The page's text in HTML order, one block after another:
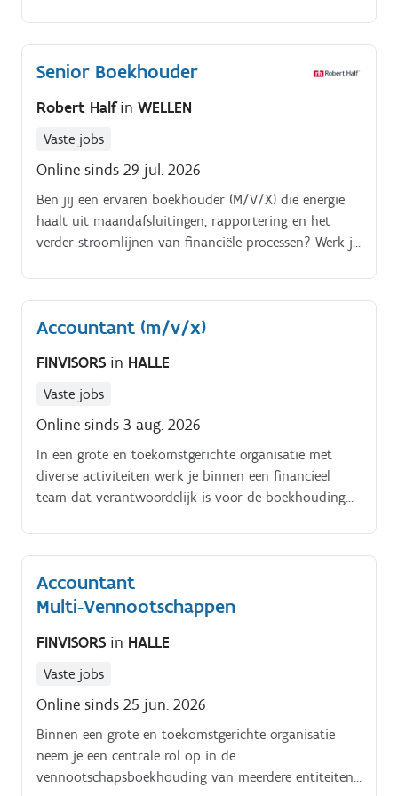
grootboekrekeningen.
Senior Boekhouder
Robert Halfin WELLEN
Vaste jobs
Online sinds 29 jul. 2026
Ben jij een ervaren boekhouder (M/V/X) die energie
haalt uit maandafsluitingen, rapportering en het
verder stroomlijnen van financiële processen? Werk je
operationeel sterk bent, maar ook een coördinerende
rol opneemt binnen een hecht finance team?
Accountant (m/v/x)
FINVISORS in HALLE
Vaste jobs
Online sinds 3 aug. 2026
In een grote en toekomstgerichte organisatie met
diverse activiteiten werk je binnen een financieel
team dat verantwoordelijk is voor de boekhouding
een correcte en tijdige financiële rapportering te
garanderen Coördineren en opvolgen van de
vennootschapsboekhouding van meerdere entiteiten
van variaties Bewaken van het werkkapitaal
Verwerken van transacties en uitvoeren van
rapporteringen en verzorgen van wettelijke aangiftes
Instaan voor maand‑, kwartaal‑ en jaarafsluitingen
volgens BGAAP en IFRS Detecteren van
procesverbeteringen, uitwerken van voorstellen en
Accountant
Multi‑Vennootschappen
FINVISORS in HALLE
Vaste jobs
Online sinds 25 jun. 2026
Binnen een grote en toekomstgerichte organisatie
neem je een centrale rol op in de
vennootschapsboekhouding van meerdere entiteiten.